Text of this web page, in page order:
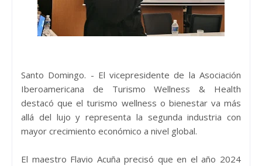
Santo Domingo. - El vicepresidente de la Asociación
Iberoamericana de Turismo Wellness & Health
destacó que el turismo wellness o bienestar va más
allá del lujo y representa la segunda industria con
mayor crecimiento económico a nivel global.
El maestro Flavio Acuña precisó que en el año 2024